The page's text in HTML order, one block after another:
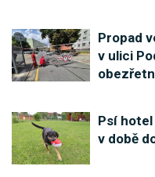
Propad
v ulici
Psí
v době